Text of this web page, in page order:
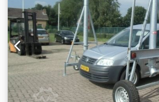
bancari: Conto Rabobank:
NL73RABO0393310655 Codice
Verificare sempre i nostri dati
transazione! - La prenotazione dei
senza caparra. - Ci riserviamo
su tutti i veicoli offerti.